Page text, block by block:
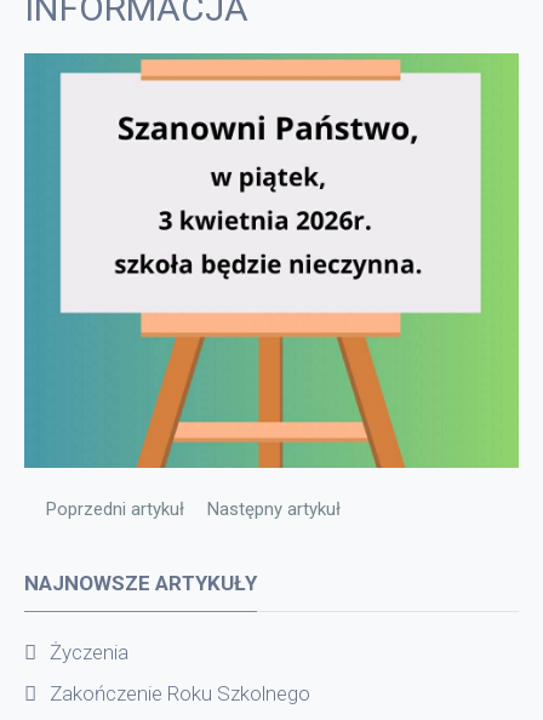
Poprzedni artykuł: ŻYCZENIA
Poprzedni artykuł Następny artykuł: INFORMACJA
Następny artykuł
NAJNOWSZE ARTYKUŁY
Życzenia
Zakończenie Roku Szkolnego